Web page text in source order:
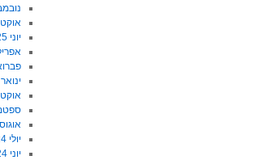
נובמבר
יוני 2025
אפריל
פברואר
ינואר 2025
אוגוסט
יולי 2024
יוני 2024